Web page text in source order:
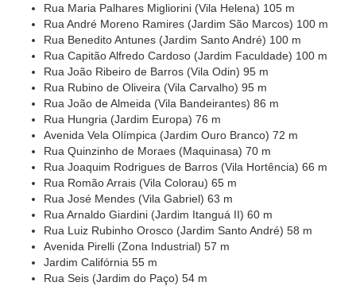
Rua Maria Palhares Migliorini (Vila Helena) 105 m
Rua André Moreno Ramires (Jardim São Marcos) 100 m
Rua Benedito Antunes (Jardim Santo André) 100 m
Rua Capitão Alfredo Cardoso (Jardim Faculdade) 100 m
Rua João Ribeiro de Barros (Vila Odin) 95 m
Rua Rubino de Oliveira (Vila Carvalho) 95 m
Rua João de Almeida (Vila Bandeirantes) 86 m
Rua Hungria (Jardim Europa) 76 m
Avenida Vela Olímpica (Jardim Ouro Branco) 72 m
Rua Quinzinho de Moraes (Maquinasa) 70 m
Rua Joaquim Rodrigues de Barros (Vila Hortência) 66 m
Rua Romão Arrais (Vila Colorau) 65 m
Rua José Mendes (Vila Gabriel) 63 m
Rua Arnaldo Giardini (Jardim Itanguá II) 60 m
Rua Luiz Rubinho Orosco (Jardim Santo André) 58 m
Avenida Pirelli (Zona Industrial) 57 m
Jardim Califórnia 55 m
Rua Seis (Jardim do Paço) 54 m